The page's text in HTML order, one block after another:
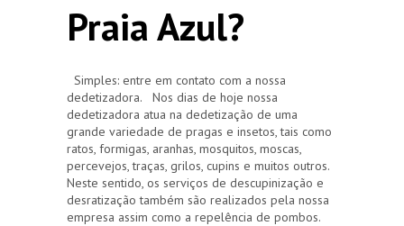
Praia Azul?
Simples: entre em contato com a nossa
dedetizadora. Nos dias de hoje nossa
dedetizadora atua na dedetização de uma
grande variedade de pragas e insetos, tais como
ratos, formigas, aranhas, mosquitos, moscas,
percevejos, traças, grilos, cupins e muitos outros.
Neste sentido, os serviços de descupinização e
desratização também são realizados pela nossa
empresa assim como a repelência de pombos.